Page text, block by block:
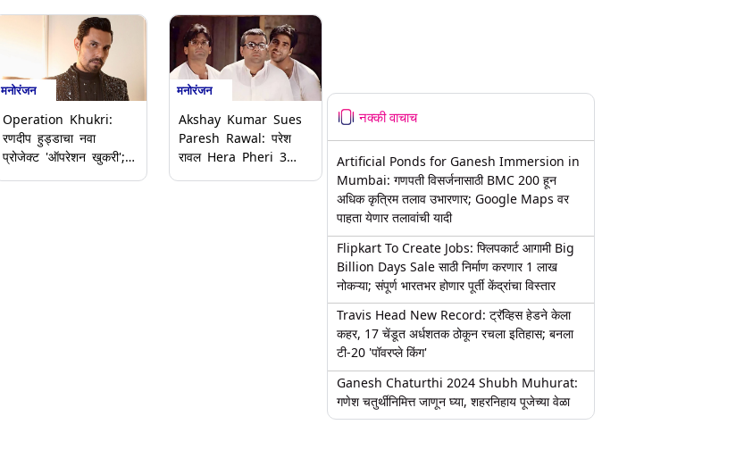
मनोरंजन
Operation Khukri:
रणदीप हुड्डाचा नवा
प्रोजेक्ट 'ऑपरेशन खुकरी';
मनोरंजन
Akshay Kumar Sues
Paresh Rawal: परेश
रावल Hera Pheri 3
नक्की वाचाच
Artificial Ponds for Ganesh Immersion in
Mumbai: गणपती विसर्जनासाठी BMC 200 हून
अधिक कृत्रिम तलाव उभारणार; Google Maps वर
पाहता येणार तलावांची यादी
Flipkart To Create Jobs: फ्लिपकार्ट आगामी Big
Billion Days Sale साठी निर्माण करणार 1 लाख
नोकऱ्या; संपूर्ण भारतभर होणार पूर्ती केंद्रांचा विस्तार
Travis Head New Record: ट्रॅव्हिस हेडने केला
कहर, 17 चेंडूत अर्धशतक ठोकून रचला इतिहास; बनला
टी-20 'पॉवरप्ले किंग'
Ganesh Chaturthi 2024 Shubh Muhurat:
गणेश चतुर्थीनिमित्त जाणून घ्या, शहरनिहाय पूजेच्या वेळा